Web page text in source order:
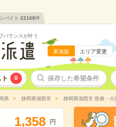
バイト 22168件
バランスが叶う
東海版 エリア変更
0 保存した希望条件
県 静岡県湖西市 静岡県湖西市 医療・
1,358 円